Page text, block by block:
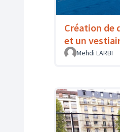
Création de
et un
Mehdi LARBI